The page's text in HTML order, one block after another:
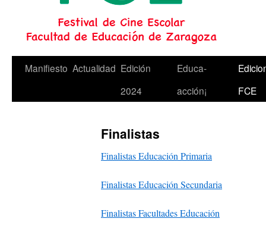
Saltar
Manifiesto Actualidad Edición
2024
Educa-
acción¡
FCE
Finalistas
Finalistas Educación Primaria
Finalistas Educación Secundaria
Finalistas Facultades Educación